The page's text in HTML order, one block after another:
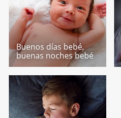
Buenos días bebé,
buenas noches bebé